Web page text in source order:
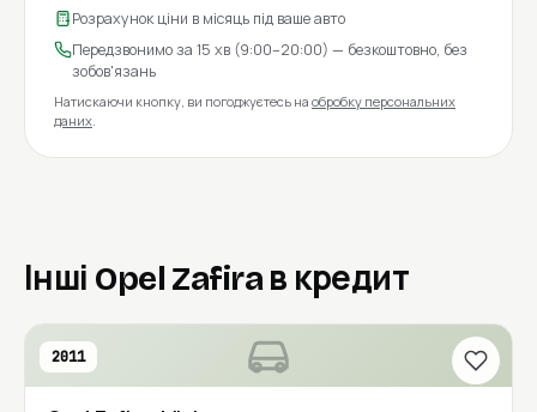
Розрахунок ціни в місяць під ваше авто
Передзвонимо за 15 хв (9:00–20:00) — безкоштовно, без
зобов'язань
Натискаючи кнопку, ви погоджуєтесь на обробку персональних
даних.
Інші Opel Zafira в кредит
2011